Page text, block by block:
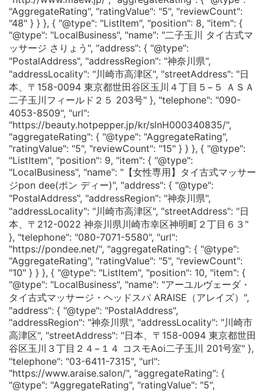
"AggregateRating", "ratingValue": "5", "reviewCount":
"48" } } }, { "@type": "ListItem", "position": 8, "item": {
"@type": "LocalBusiness", "name": "二子玉川 タイ古式マ
ッサージ さりょう", "address": { "@type":
"PostalAddress", "addressRegion": "神奈川県",
"addressLocality": "川崎市高津区", "streetAddress": "日
本、〒158-0094 東京都世田谷区玉川４丁目５−５ ＡＳＡ
二子玉川フィールド２５ 203号" }, "telephone": "090-
4053-8509", "url":
"https://beauty.hotpepper.jp/kr/slnH000340835/",
"aggregateRating": { "@type": "AggregateRating",
"ratingValue": "5", "reviewCount": "15" } } }, { "@type":
"ListItem", "position": 9, "item": { "@type":
"LocalBusiness", "name": "【女性専用】タイ古式マッサー
ジpon dee(ポン ディー)", "address": { "@type":
"PostalAddress", "addressRegion": "神奈川県",
"addressLocality": "川崎市高津区", "streetAddress": "日
本、〒212-0022 神奈川県川崎市幸区神明町２丁目６３"
}, "telephone": "080-7071-5580", "url":
"https://pondee.net/", "aggregateRating": { "@type":
"AggregateRating", "ratingValue": "5", "reviewCount":
"10" } } }, { "@type": "ListItem", "position": 10, "item": {
"@type": "LocalBusiness", "name": "アーユルヴェーダ・
タイ古式マッサージ・ヘッドスパ ARAISE（アレイズ）",
"address": { "@type": "PostalAddress",
"addressRegion": "神奈川県", "addressLocality": "川崎市
高津区", "streetAddress": "日本、〒158-0094 東京都世田
谷区玉川３丁目２４−１４ コスモAoi二子玉川 201号室" },
"telephone": "03-6411-7315", "url":
"https://www.araise.salon/", "aggregateRating": {
"@type": "AggregateRating", "ratingValue": "5",